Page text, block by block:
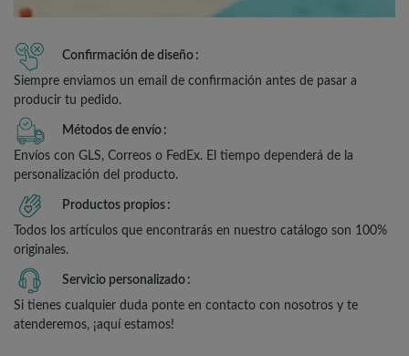
Confirmación de diseño
Siempre enviamos un email de confirmación antes de pasar a
producir tu pedido.
Métodos de envío
Envíos con GLS, Correos o FedEx. El tiempo dependerá de la
personalización del producto.
Productos propios
Todos los artículos que encontrarás en nuestro catálogo son 100%
originales.
Servicio personalizado
Si tienes cualquier duda ponte en contacto con nosotros y te
atenderemos, ¡aquí estamos!